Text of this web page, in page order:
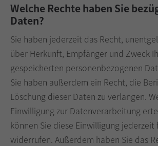
Welche Rechte haben Sie
Daten?
Sie haben jederzeit das Recht,
über Herkunft, Empfänger und Zweck
gespeicherten personenbezogenen
Sie haben außerdem ein Recht, die
Löschung dieser Daten zu verlangen.
Einwilligung zur Datenverarbeitung
können Sie diese Einwilligung
widerrufen. Außerdem haben Sie das